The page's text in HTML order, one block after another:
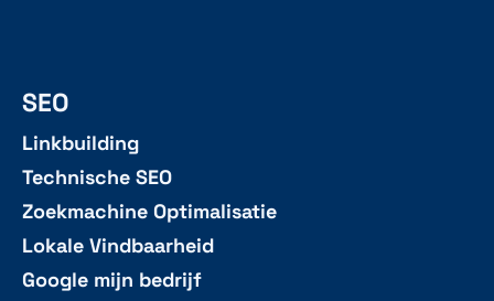
SEO
Linkbuilding
Technische SEO
Zoekmachine Optimalisatie
Lokale Vindbaarheid
Google mijn bedrijf